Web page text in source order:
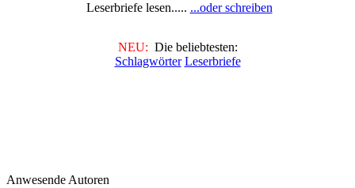
Leserbriefe lesen..... ...oder schreiben
NEU: Die beliebtesten:
Schlagwörter Leserbriefe
Anwesende Autoren